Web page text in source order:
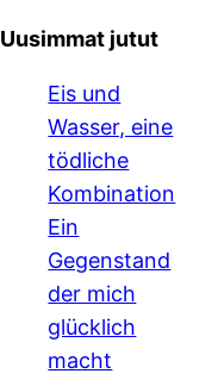
Uusimmat jutut
Eis und
Wasser, eine
tödliche
Kombination
Ein
Gegenstand
der mich
glücklich
macht